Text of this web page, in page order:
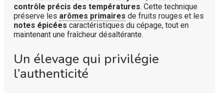
contrôle précis des températures. Cette technique
préserve les arômes primaires de fruits rouges et les
notes épicées caractéristiques du cépage, tout en
maintenant une fraîcheur désaltérante.
Un élevage qui privilégie
l’authenticité